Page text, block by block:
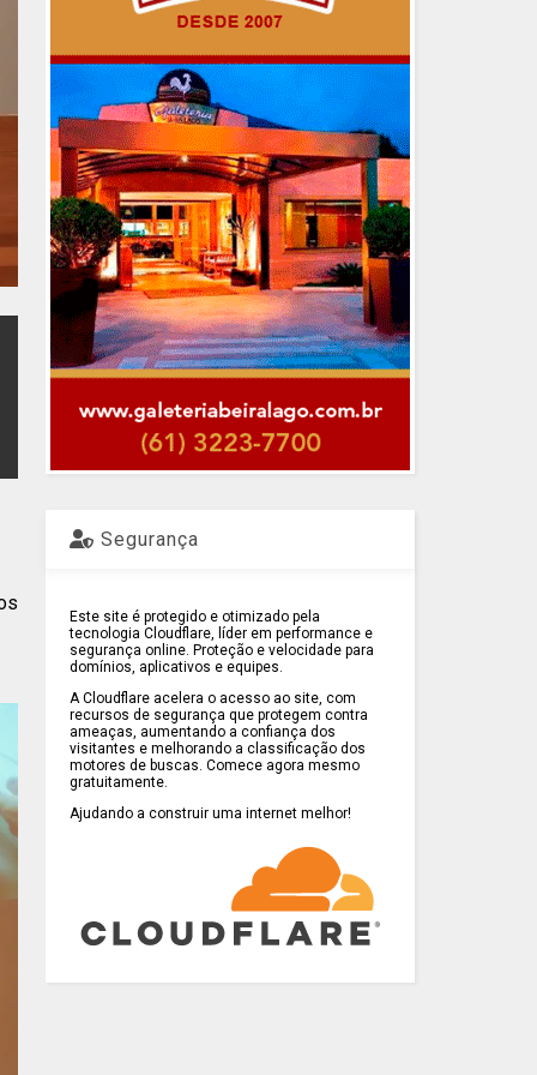
Segurança
Este site é protegido e otimizado pela
tecnologia Cloudflare, líder em performance e
segurança online. Proteção e velocidade para
domínios, aplicativos e equipes.
A Cloudflare acelera o acesso ao site, com
recursos de segurança que protegem contra
ameaças, aumentando a confiança dos
visitantes e melhorando a classificação dos
motores de buscas. Comece agora mesmo
gratuitamente.
Ajudando a construir uma internet melhor!